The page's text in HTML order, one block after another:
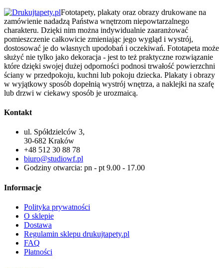
Fototapety, plakaty oraz obrazy drukowane na
zamówienie nadadzą Państwa wnętrzom niepowtarzalnego
charakteru. Dzięki nim można indywidualnie zaaranżować
pomieszczenie całkowicie zmieniając jego wygląd i wystrój,
dostosować je do własnych upodobań i oczekiwań. Fototapeta może
służyć nie tylko jako dekoracja - jest to też praktyczne rozwiązanie
które dzięki swojej dużej odporności podnosi trwałość powierzchni
ściany w przedpokoju, kuchni lub pokoju dziecka. Plakaty i obrazy
w wyjątkowy sposób dopełnią wystrój wnętrza, a naklejki na szafę
lub drzwi w ciekawy sposób je urozmaicą.
Kontakt
ul. Spółdzielców 3,
30-682 Kraków
+48 512 30 88 78
biuro@studiowf.pl
Godziny otwarcia: pn - pt 9.00 - 17.00
Informacje
Polityka prywatności
O sklepie
Dostawa
Regulamin sklepu drukujtapety.pl
FAQ
Płatności